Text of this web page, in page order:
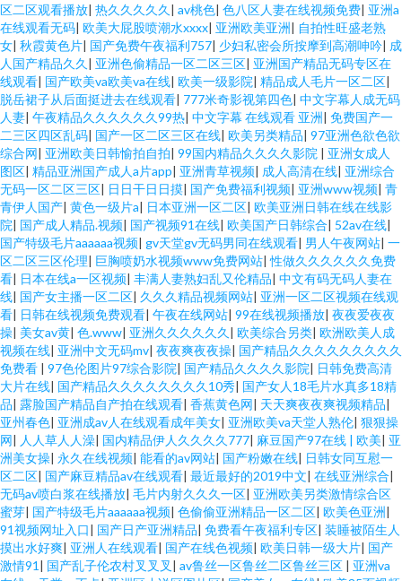
区二区观看播放| 热久久久久久 | av桃色| 色八区人妻在线视频免费| 亚洲a
在线观看无码| 欧美大屁股喷潮水xxxx| 亚洲欧美亚洲| 自拍性旺盛老熟
女| 秋霞黄色片| 国产免费午夜福利757| 少妇私密会所按摩到高潮呻吟| 成
人国产精品久久 | 亚洲色偷精品一区二区三区| 亚洲国产精品无码专区在
线观看| 国产欧美va欧美va在线| 欧美一级影院| 精品成人毛片一区二区|
脱岳裙子从后面挺进去在线观看| 777米奇影视第四色| 中文字幕人成无码
人妻| 午夜精品久久久久久久99热| 中文字幕 在线观看 亚洲| 免费国产一
二三区四区乱码| 国产一区二区三区在线| 欧美另类精品| 97亚洲色欲色欲
综合网| 亚洲欧美日韩愉拍自拍| 99国内精品久久久久影院 | 亚洲女成人
图区| 精品亚洲国产成人a片app| 亚洲青草视频| 成人高清在线| 亚洲综合
无码一区二区三区| 日日干日日摸| 国产免费福利视频| 亚洲www视频| 青
青伊人国产| 黄色一级片a| 日本亚洲一区二区| 欧美亚洲日韩在线在线影
院| 国产成人精品.视频| 国产视频91在线| 欧美国产日韩综合| 52av在线|
国产特级毛片aaaaaa视频| gv天堂gv无码男同在线观看| 男人午夜网站| 一
区二区三区伦理| 巨胸喷奶水视频www免费网站|性做久久久久久久免费
看| 日本在线a一区视频| 丰满人妻熟妇乱又伦精品| 中文有码无码人妻在
线| 国产女主播一区二区| 久久久精品视频网站| 亚洲一区二区视频在线观
看| 日韩在线视频免费观看| 午夜在线网站| 99在线视频播放| 夜夜爱夜夜
操| 美女av黄| 色.www| 亚洲久久久久久久 | 欧美综合另类| 欧洲欧美人成
视频在线| 亚洲中文无码mv| 夜夜爽夜夜操| 国产精品久久久久久久久久久
免费看 | 97色伦图片97综合影院| 国产精品久久久久影院| 日韩免费高清
大片在线| 国产精品久久久久久久久久10秀| 国产女人18毛片水真多18精
品| 露脸国产精品自产拍在线观看| 香蕉黄色网| 天天爽夜夜爽视频精品|
亚州春色| 亚洲成av人在线观看成年美女| 亚洲欧美va天堂人熟伦| 狠狠操
网| 人人草人人澡| 国内精品伊人久久久久777| 麻豆国产97在线 | 欧美| 亚
洲美女操| 永久在线视频| 能看的av网站| 国产粉嫩在线| 日韩女同互慰一
区二区| 国产麻豆精品av在线观看| 最近最好的2019中文| 在线亚洲综合|
无码av喷白浆在线播放| 毛片内射久久久一区| 亚洲欧美另类激情综合区
蜜芽| 国产特级毛片aaaaaa视频| 色偷偷亚洲精品一区二区| 欧美色亚洲|
91视频网址入口| 国产日产亚洲精品| 免费看午夜福利专区| 装睡被陌生人
摸出水好爽| 亚洲人在线观看| 国产在线色视频| 欧美日韩一级大片| 国产
激情91 | 国产乱子伦农村叉叉叉 | av鲁丝一区鲁丝二区鲁丝三区 | 亚洲va